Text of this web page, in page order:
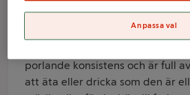
Produktinformation
Information från leverantör
porlande konsistens och är full
att äta eller dricka som den är
Anpassa val